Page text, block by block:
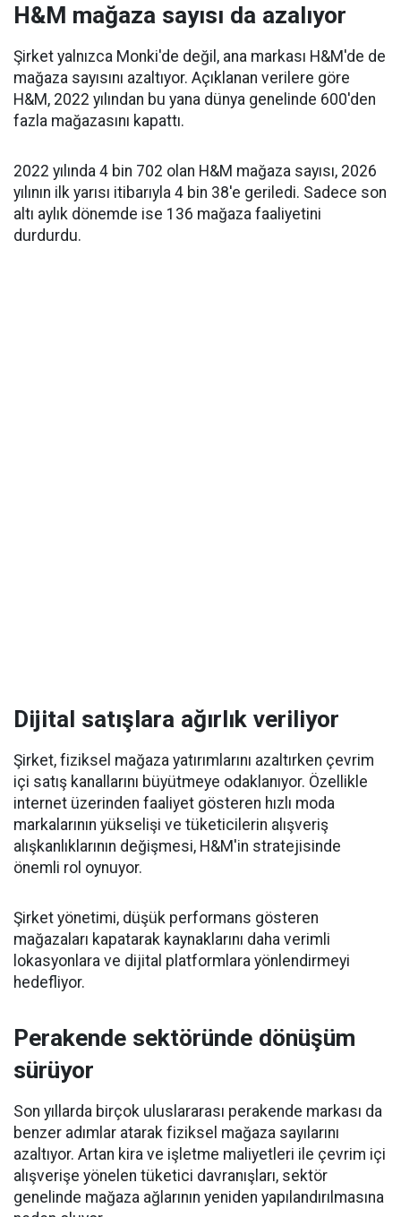
H&M mağaza sayısı da azalıyor
Şirket yalnızca Monki'de değil, ana markası H&M'de de
mağaza sayısını azaltıyor. Açıklanan verilere göre
H&M, 2022 yılından bu yana dünya genelinde 600'den
fazla mağazasını kapattı.
2022 yılında 4 bin 702 olan H&M mağaza sayısı, 2026
yılının ilk yarısı itibarıyla 4 bin 38'e geriledi. Sadece son
altı aylık dönemde ise 136 mağaza faaliyetini
durdurdu.
Dijital satışlara ağırlık veriliyor
Şirket, fiziksel mağaza yatırımlarını azaltırken çevrim
içi satış kanallarını büyütmeye odaklanıyor. Özellikle
internet üzerinden faaliyet gösteren hızlı moda
markalarının yükselişi ve tüketicilerin alışveriş
alışkanlıklarının değişmesi, H&M'in stratejisinde
önemli rol oynuyor.
Şirket yönetimi, düşük performans gösteren
mağazaları kapatarak kaynaklarını daha verimli
lokasyonlara ve dijital platformlara yönlendirmeyi
hedefliyor.
Perakende sektöründe dönüşüm
sürüyor
Son yıllarda birçok uluslararası perakende markası da
benzer adımlar atarak fiziksel mağaza sayılarını
azaltıyor. Artan kira ve işletme maliyetleri ile çevrim içi
alışverişe yönelen tüketici davranışları, sektör
genelinde mağaza ağlarının yeniden yapılandırılmasına